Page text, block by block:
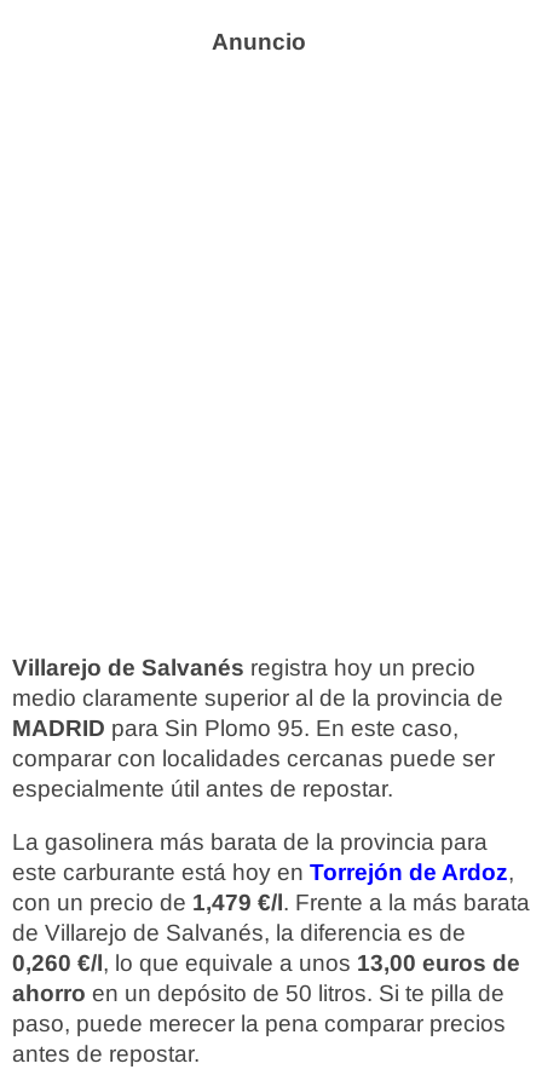
Villarejo de Salvanés registra hoy un precio
medio claramente superior al de la provincia de
MADRID para Sin Plomo 95. En este caso,
comparar con localidades cercanas puede ser
especialmente útil antes de repostar.
La gasolinera más barata de la provincia para
este carburante está hoy en Torrejón de Ardoz,
con un precio de 1,479 €/l. Frente a la más barata
de Villarejo de Salvanés, la diferencia es de
0,260 €/l, lo que equivale a unos 13,00 euros de
ahorro en un depósito de 50 litros. Si te pilla de
paso, puede merecer la pena comparar precios
antes de repostar.